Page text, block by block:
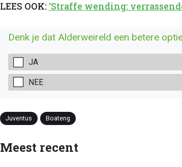
LEES OOK: ‘Straffe wending:
Denk je dat Alderweireld een betere
JA
NEE
Juventus Boateng
Meest recent